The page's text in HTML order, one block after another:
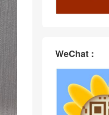
WeChat :